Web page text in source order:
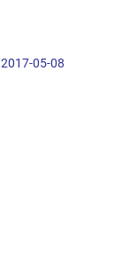
2017-05-08